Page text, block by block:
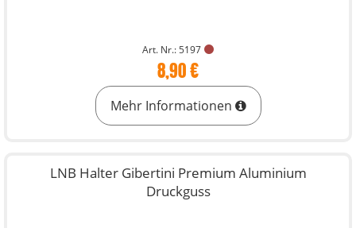
Art. Nr.: 5197
8,90 €
Mehr Informationen
LNB Halter Gibertini Premium Aluminium
Druckguss